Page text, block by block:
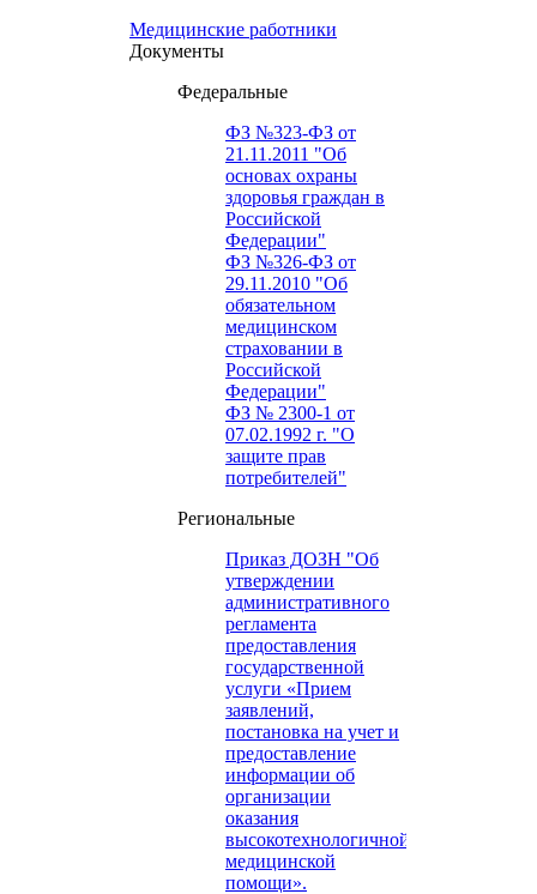
Медицинские работники
Документы
Федеральные
ФЗ №323-ФЗ от
21.11.2011 "Об
основах охраны
здоровья граждан в
Российской
Федерации"
ФЗ №326-ФЗ от
29.11.2010 "Об
обязательном
медицинском
страховании в
Российской
Федерации"
ФЗ № 2300-1 от
07.02.1992 г. "О
защите прав
потребителей"
Региональные
Приказ ДОЗН "Об
утверждении
административного
регламента
предоставления
государственной
услуги «Прием
заявлений,
постановка на учет и
предоставление
информации об
организации
оказания
высокотехнологичной
медицинской
помощи».